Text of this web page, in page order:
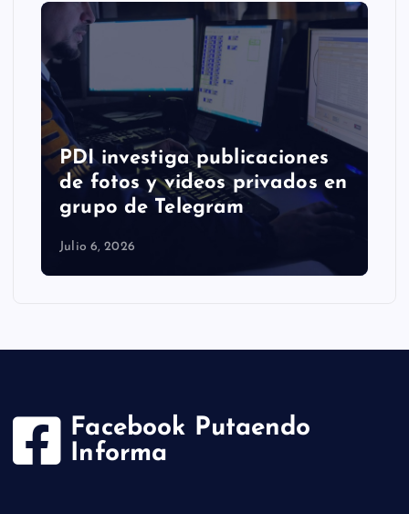
PDI investiga publicaciones
de fotos y videos privados en
grupo de Telegram
Julio 6, 2026
Facebook Putaendo
Informa